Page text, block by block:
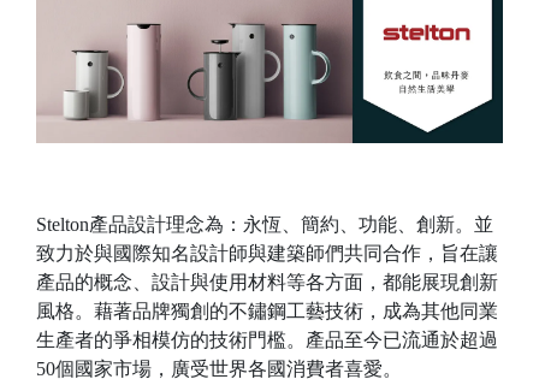
Stelton產品設計理念為：永恆、簡約、功能、創新。並
致力於與國際知名設計師與建築師們共同合作，旨在讓
產品的概念、設計與使用材料等各方面，都能展現創新
風格。藉著品牌獨創的不鏽鋼工藝技術，成為其他同業
生產者的爭相模仿的技術門檻。產品至今已流通於超過
50個國家市場，廣受世界各國消費者喜愛。